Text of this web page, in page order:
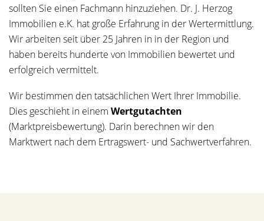
sollten Sie einen Fachmann hinzuziehen. Dr. J. Herzog
Immobilien e.K. hat große Erfahrung in der Wertermittlung.
Wir arbeiten seit über 25 Jahren in in der Region und
haben bereits hunderte von Immobilien bewertet und
erfolgreich vermittelt.
Wir bestimmen den tatsächlichen Wert Ihrer Immobilie.
Dies geschieht in einem Wertgutachten
(Marktpreisbewertung). Darin berechnen wir den
Marktwert nach dem Ertragswert- und Sachwertverfahren.